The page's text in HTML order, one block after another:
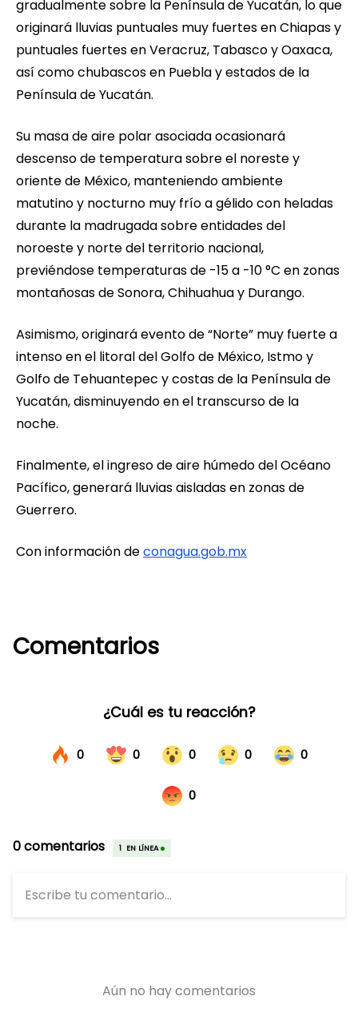
gradualmente sobre la Península de Yucatán, lo que
originará lluvias puntuales muy fuertes en Chiapas y
puntuales fuertes en Veracruz, Tabasco y Oaxaca,
así como chubascos en Puebla y estados de la
Península de Yucatán.
Su masa de aire polar asociada ocasionará
descenso de temperatura sobre el noreste y
oriente de México, manteniendo ambiente
matutino y nocturno muy frío a gélido con heladas
durante la madrugada sobre entidades del
noroeste y norte del territorio nacional,
previéndose temperaturas de -15 a -10 °C en zonas
montañosas de Sonora, Chihuahua y Durango.
Asimismo, originará evento de “Norte” muy fuerte a
intenso en el litoral del Golfo de México, Istmo y
Golfo de Tehuantepec y costas de la Península de
Yucatán, disminuyendo en el transcurso de la
noche.
Finalmente, el ingreso de aire húmedo del Océano
Pacífico, generará lluvias aisladas en zonas de
Guerrero.
Con información deconagua.gob.mx
Comentarios